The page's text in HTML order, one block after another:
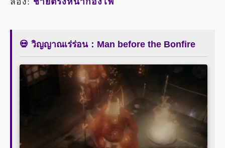
💀 วิญญาณเร่ร่อน：Man before the Bonfire